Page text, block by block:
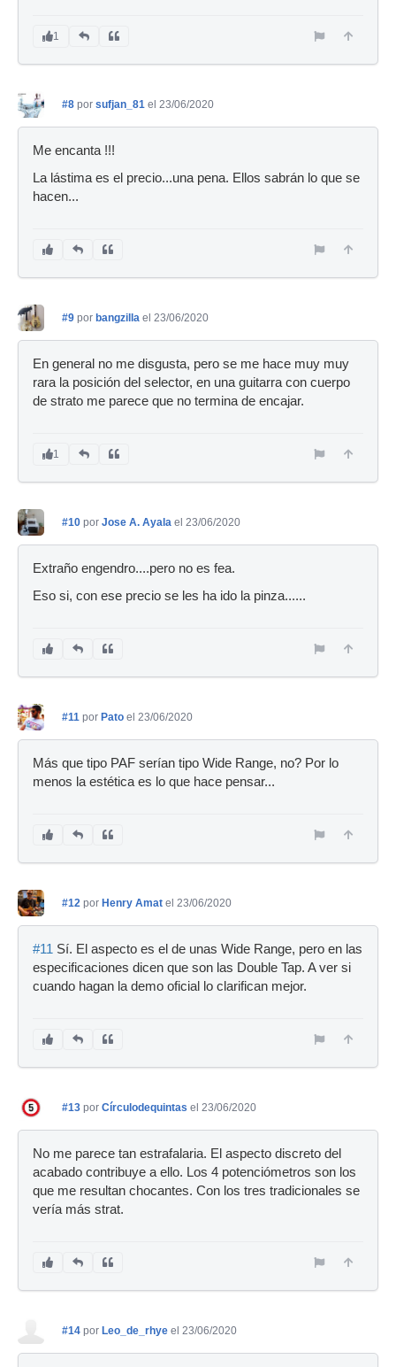
1
#8 por sufjan_81 el 23/06/2020
Me encanta !!!
La lástima es el precio...una pena. Ellos sabrán lo que se
hacen...
#9 por bangzilla el 23/06/2020
En general no me disgusta, pero se me hace muy muy
rara la posición del selector, en una guitarra con cuerpo
de strato me parece que no termina de encajar.
1
#10 por Jose A. Ayala el 23/06/2020
Extraño engendro....pero no es fea.
Eso si, con ese precio se les ha ido la pinza......
#11 por Pato el 23/06/2020
Más que tipo PAF serían tipo Wide Range, no? Por lo
menos la estética es lo que hace pensar...
#12 por Henry Amat el 23/06/2020
#11 Sí. El aspecto es el de unas Wide Range, pero en las
especificaciones dicen que son las Double Tap. A ver si
cuando hagan la demo oficial lo clarifican mejor.
#13 por Círculodequintas el 23/06/2020
No me parece tan estrafalaria. El aspecto discreto del
acabado contribuye a ello. Los 4 potenciómetros son los
que me resultan chocantes. Con los tres tradicionales se
vería más strat.
#14 por Leo_de_rhye el 23/06/2020